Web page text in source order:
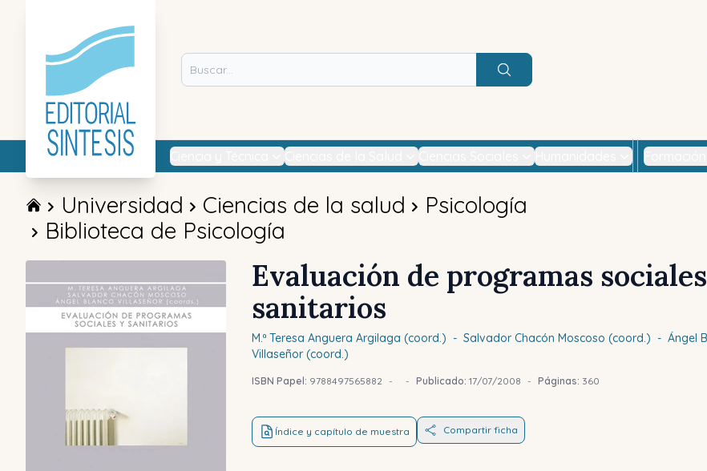
Buscar
Universidad Ciencias de la salud
Psicología
Biblioteca de Psicología
Evaluación de programas
sanitarios
M.ª Teresa Anguera Argilaga (coord.) - Salvador Chacón Moscoso (coord.) - Ángel
Villaseñor (coord.)
ISBN Papel: 9788497565882 - - Publicado: 17/07/2008 - Páginas: 360
Índice y capítulo de muestra Compartir ficha